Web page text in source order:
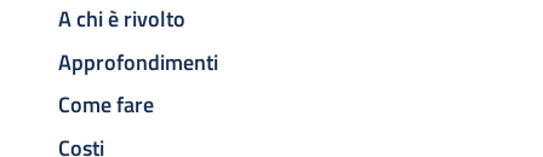
A chi è rivolto
Approfondimenti
Come fare
Costi